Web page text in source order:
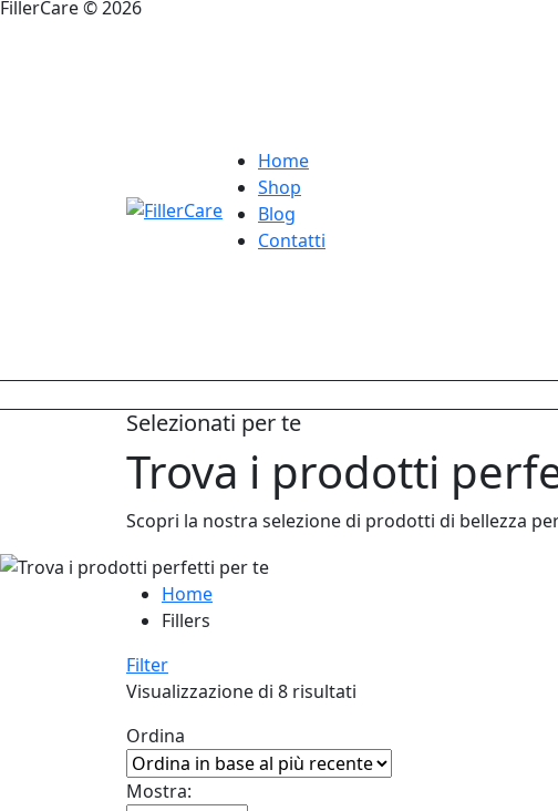
FillerCare © 2026
Home
Shop
Blog
Contatti
Selezionati per te
Trova i prodotti
Scopri la nostra selezione di prodotti di bellezza
Home
Fillers
Filter
Visualizzazione di 8 risultati
Ordina
Mostra: